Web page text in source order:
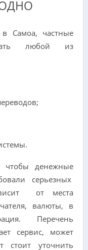
в Самоа, частные
любой из
чтобы денежные
серьезных
от места
валюты, в
Перечень
сервис, может
стоит уточнить